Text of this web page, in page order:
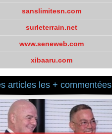
sanslimitesn.com
surleterrain.net
www.seneweb.com
xibaaru.com
articles les + commentées